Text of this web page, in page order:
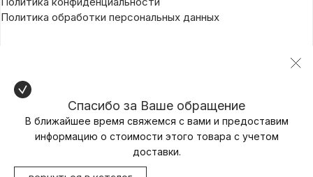
Политика обработки персональных данных
Спасибо за Ваше обращение
В ближайшее время свяжемся с вами и предоставим
информацию о стоимости этого товара с учетом
доставки.